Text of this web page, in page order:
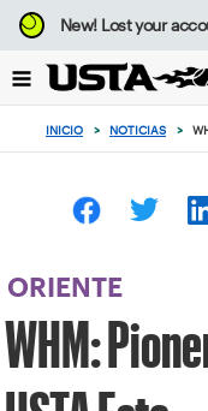
Enfoque
desde
botón
volver
principio
New!Lost your
INICIO > NOTICIAS >
ORIENTE
WHM: